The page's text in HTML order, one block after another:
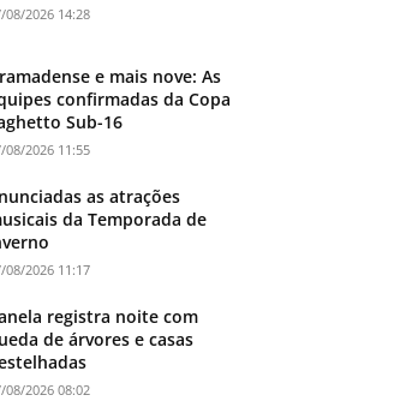
08/2026 14:28
e mais nove: As
confirmadas da Copa
Sub-16
08/2026 11:55
as atrações
da Temporada de
08/2026 11:17
registra noite com
de árvores e casas
08/2026 08:02